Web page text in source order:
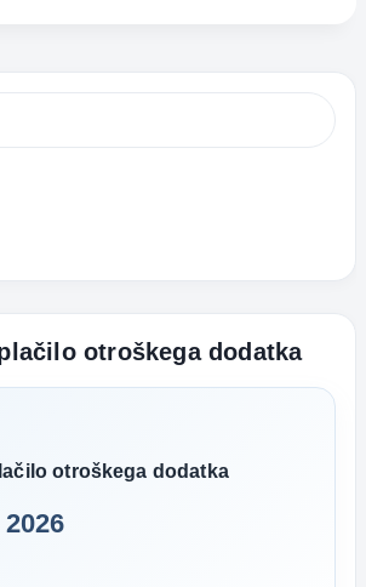
otroškega dodatka
otroškega dodatka